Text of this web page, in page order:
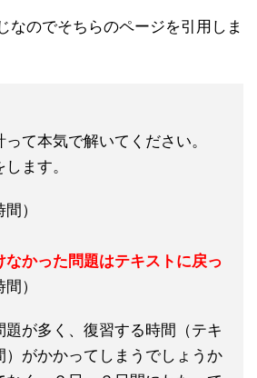
なのでそちらのページを引用しま
て本気で解いてください。
ます。
）
なかった問題はテキストに戻っ
）
題が多く、復習する時間（テキ
）がかかってしまうでしょうか